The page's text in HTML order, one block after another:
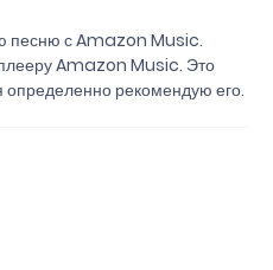
песню с Amazon Music.
Amazon Music. Это
рекомендую его.